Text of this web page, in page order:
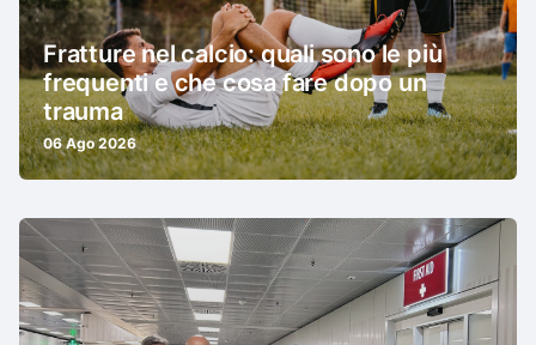
Fratture nel calcio: quali sono le più
frequenti e che cosa fare dopo un
trauma
06 Ago 2026